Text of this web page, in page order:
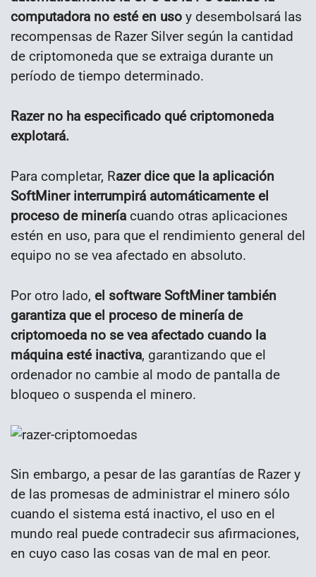
computadora no esté en uso y desembolsará las
recompensas de Razer Silver según la cantidad
de criptomoneda que se extraiga durante un
período de tiempo determinado.
Razer no ha especificado qué criptomoneda
explotará.
Para completar, Razer dice que la aplicación
SoftMiner interrumpirá automáticamente el
proceso de minería cuando otras aplicaciones
estén en uso, para que el rendimiento general del
equipo no se vea afectado en absoluto.
Por otro lado, el software SoftMiner también
garantiza que el proceso de minería de
criptomoeda no se vea afectado cuando la
máquina esté inactiva, garantizando que el
ordenador no cambie al modo de pantalla de
bloqueo o suspenda el minero.
Sin embargo, a pesar de las garantías de Razer y
de las promesas de administrar el minero sólo
cuando el sistema está inactivo, el uso en el
mundo real puede contradecir sus afirmaciones,
en cuyo caso las cosas van de mal en peor.